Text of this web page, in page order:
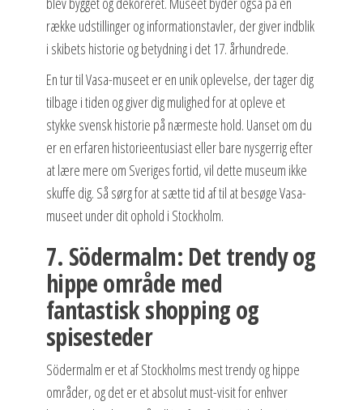
række udstillinger og informationstavler, der giver indblik
i skibets historie og betydning i det 17. århundrede.
En tur til Vasa-museet er en unik oplevelse, der tager dig
tilbage i tiden og giver dig mulighed for at opleve et
stykke svensk historie på nærmeste hold. Uanset om du
er en erfaren historieentusiast eller bare nysgerrig efter
at lære mere om Sveriges fortid, vil dette museum ikke
skuffe dig. Så sørg for at sætte tid af til at besøge Vasa-
museet under dit ophold i Stockholm.
7. Södermalm: Det trendy og
hippe område med
fantastisk shopping og
spisesteder
Södermalm er et af Stockholms mest trendy og hippe
områder, og det er et absolut must-visit for enhver